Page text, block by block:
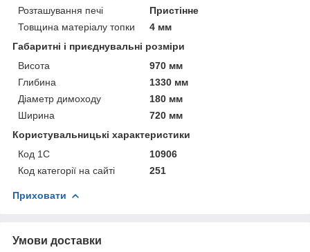
Розташування печі
Пристінне
Товщина матеріалу топки
4 мм
Габаритні і приєднувальні розміри
Висота
970 мм
Глибина
1330 мм
Діаметр димоходу
180 мм
Ширина
720 мм
Користувальницькі характеристики
Код 1С
10906
Код категорії на сайті
251
Приховати
Умови доставки